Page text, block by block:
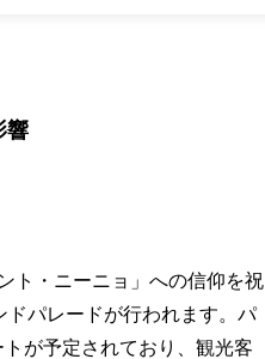
響
ト・ニーニョ」への信仰を祝
ドパレードが行われます。パ
が予定されており、観光客